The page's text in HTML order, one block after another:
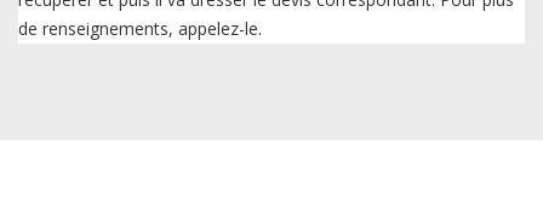
de renseignements, appelez-le.